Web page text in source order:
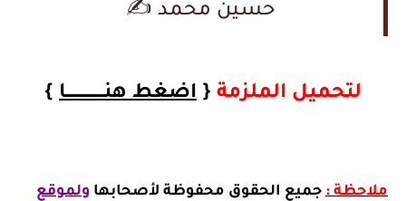
حسين محمد ✍️
لتحميل الملزمة { اضغط هنــــــــــــــا }
ملاحظة : جميع الحقوق محفوظة لأصحابها ولموقع